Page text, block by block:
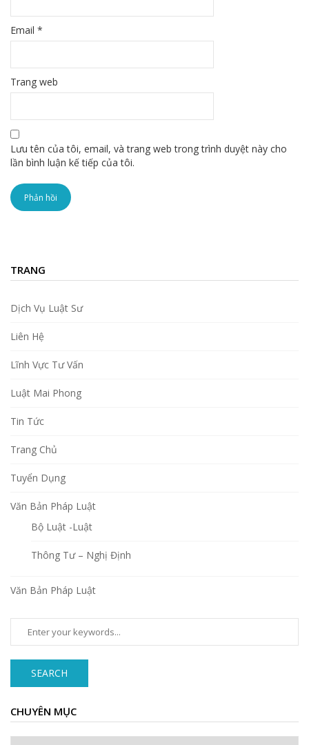
Email *
Trang web
Lưu tên của tôi, email, và trang web trong trình duyệt này cho
lần bình luận kế tiếp của tôi.
TRANG
Dịch Vụ Luật Sư
Liên Hệ
Lĩnh Vực Tư Vấn
Luật Mai Phong
Tin Tức
Trang Chủ
Tuyển Dụng
Văn Bản Pháp Luật
Bộ Luật -Luật
Thông Tư – Nghị Định
Văn Bản Pháp Luật
SEARCH
CHUYÊN MỤC